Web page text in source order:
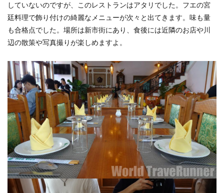
していないのですが、このレストランはアタリでした。フエの宮
廷料理で飾り付けの綺麗なメニューが次々と出てきます。味も量
も合格点でした。場所は新市街にあり、食後には近隣のお店や川
辺の散策や写真撮りが楽しめますよ。